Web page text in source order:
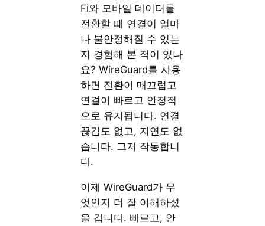
Fi와 모바일 데이터를
전환할 때 연결이 얼마
나 불안정해질 수 있는
지 경험해 본 적이 있나
요? WireGuard를 사용
하면 전환이 매끄럽고
연결이 빠르고 안정적
으로 유지됩니다. 연결
끊김도 없고, 지연도 없
습니다. 그저 작동합니
다.
이제 WireGuard가 무
엇인지 더 잘 이해하셨
을 겁니다. 빠르고, 안